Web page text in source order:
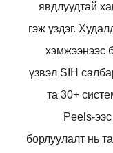
явдлуудтай
гэж үздэг.
хэмжээнээс
үзвэл SIH
та 30+
Peels-
борлуулалт нь